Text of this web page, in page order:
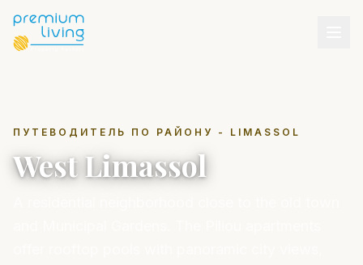
ПУТЕВОДИТЕЛЬ ПО РАЙОНУ - LIMASSOL
West Limassol